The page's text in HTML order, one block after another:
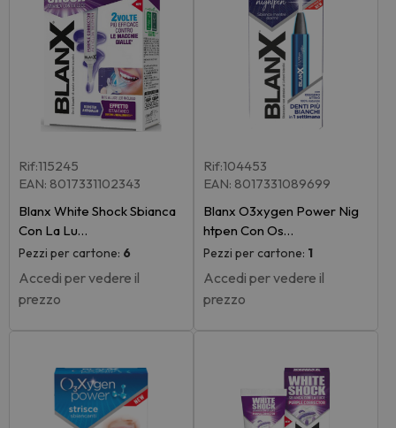
Rif:115245
EAN: 8017331102343
Blanx White Shock Sbianca
Con La Lu…
Pezzi per cartone: 6
Accedi per vedere il
prezzo
Rif:104453
EAN: 8017331089699
Blanx O3xygen Power Nig
htpen Con Os…
Pezzi per cartone: 1
Accedi per vedere il
prezzo